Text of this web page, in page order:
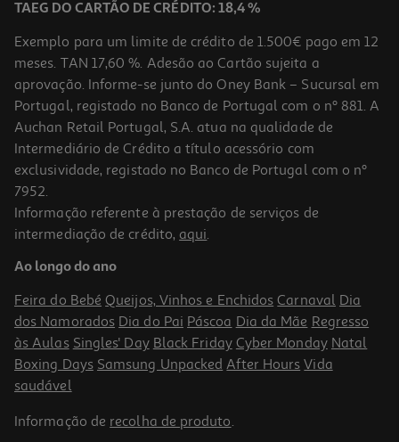
TAEG DO CARTÃO DE CRÉDITO: 18,4 %
Exemplo para um limite de crédito de 1.500€ pago em 12
meses. TAN 17,60 %. Adesão ao Cartão sujeita a
aprovação. Informe-se junto do Oney Bank – Sucursal em
Portugal, registado no Banco de Portugal com o nº 881. A
Auchan Retail Portugal, S.A. atua na qualidade de
Intermediário de Crédito a título acessório com
exclusividade, registado no Banco de Portugal com o nº
7952.
Informação referente à prestação de serviços de
intermediação de crédito, aqui.
Ao longo do ano
Feira do Bebé Queijos, Vinhos e Enchidos Carnaval Dia
dos Namorados Dia do Pai Páscoa Dia da Mãe Regresso
às Aulas Singles' Day Black Friday Cyber Monday Natal
Boxing Days Samsung Unpacked After Hours Vida
saudável
Informação de recolha de produto.